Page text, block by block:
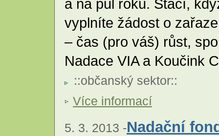
a na půl roku. Stačí,
vyplníte žádost o
– čas (pro váš) růst,
Nadace VIA a Koučink
::občanský sektor::
Více informací
5. 3. 2013 -Nadační